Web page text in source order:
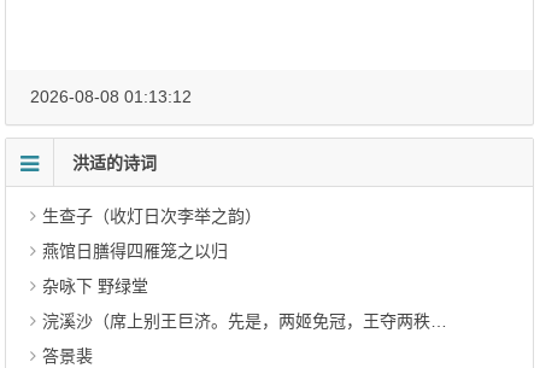
2026-08-08 01:13:12
洪适的诗词
生查子（收灯日次李举之韵）
燕馆日膳得四雁笼之以归
杂咏下 野绿堂
浣溪沙（席上别王巨济。先是，两姬免冠，王夺两秩，继以章罢）
答景裴